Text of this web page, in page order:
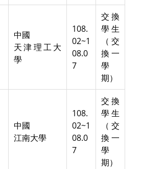
中國
天津理工大
學
108.
02~1
08.0
7
交換
學生
（交
換一
學
期）
中國
江南大學
108.
02~1
08.0
7
交換
學生
（交
換一
學
期）